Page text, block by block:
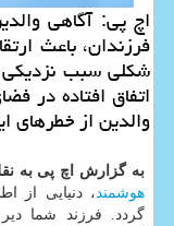
اچ پی: آگاهی
فرزندان، باعث
شكلی سبب نزدیكی
اتفاق افتاده در
والدین از خطرهای
به گزارش اچ پی به
هوشمند ، دنیایی از
گردد. فرزند شما دیر